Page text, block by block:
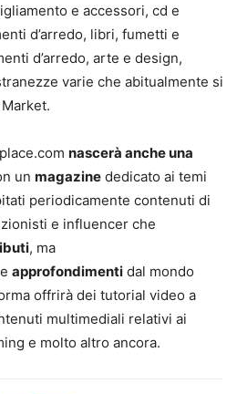
e accessori, cd e
d’arredo, libri, fumetti e
d’arredo, arte e design,
varie che abitualmente si
nascerà anche una
un magazine dedicato ai temi
periodicamente contenuti di
e influencer che
, ma
e approfondimenti dal mondo
offrirà dei tutorial video a
multimediali relativi ai
e molto altro ancora.